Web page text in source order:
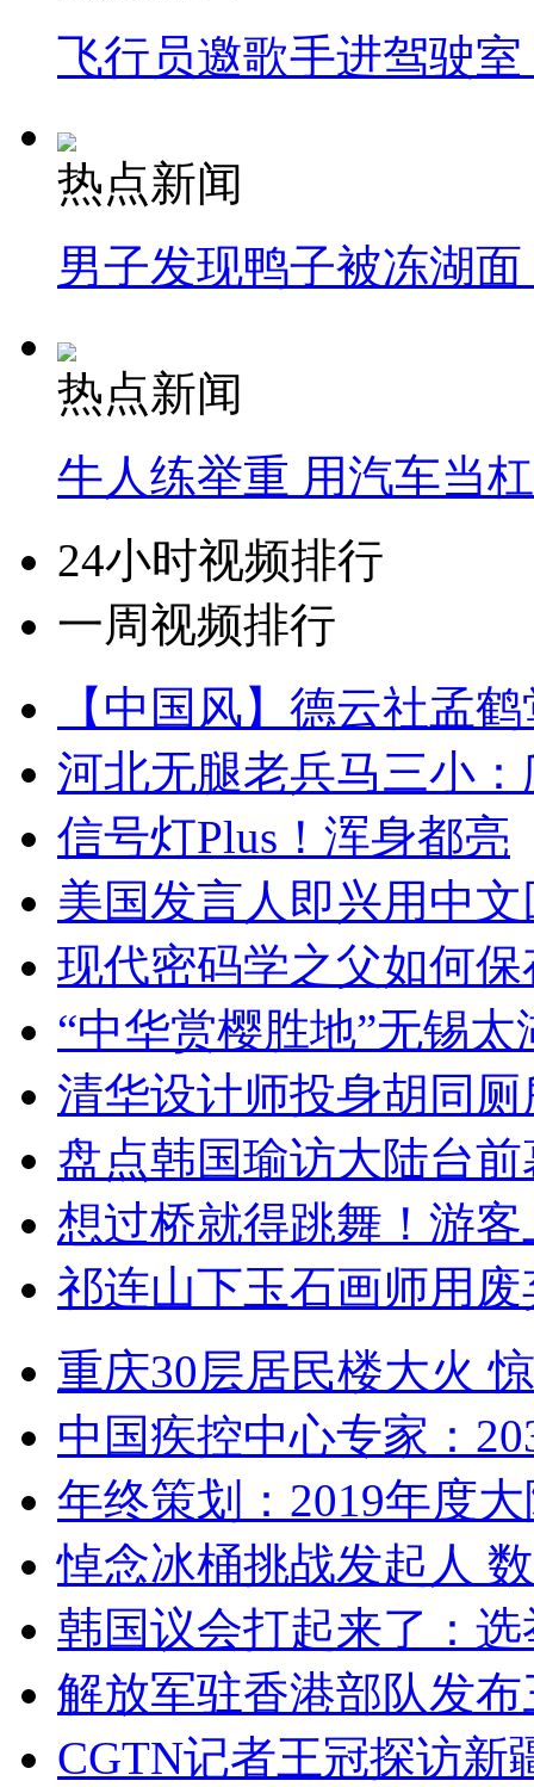
飞行员邀歌手进驾驶
热点新闻
男子发现鸭子被冻湖
热点新闻
牛人练举重 用汽车当
24小时视频排行
一周视频排行
【中国风】德云社孟
河北无腿老兵马三小
信号灯Plus！浑身都亮
美国发言人即兴用中
现代密码学之父如何
“中华赏樱胜地”无锡
清华设计师投身胡同
盘点韩国瑜访大陆台
想过桥就得跳舞！游客
祁连山下玉石画师用
重庆30层居民楼大火
中国疾控中心专家：
年终策划：2019年度
悼念冰桶挑战发起人
韩国议会打起来了：
解放军驻香港部队发
CGTN记者王冠探访新